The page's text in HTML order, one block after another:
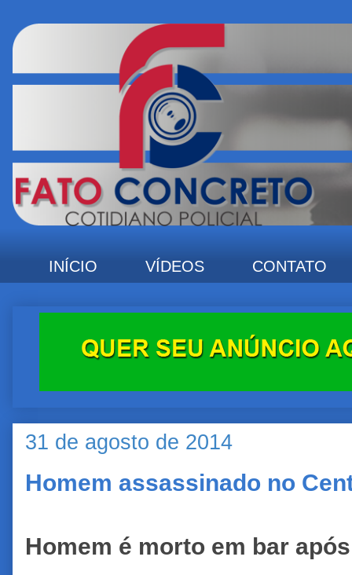
INÍCIO VÍDEOS CONTATO
31 de agosto de 2014
Homem assassinado no
Homem é morto em bar